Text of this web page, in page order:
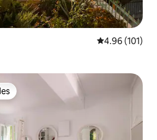
Calificación
4.96 (101)